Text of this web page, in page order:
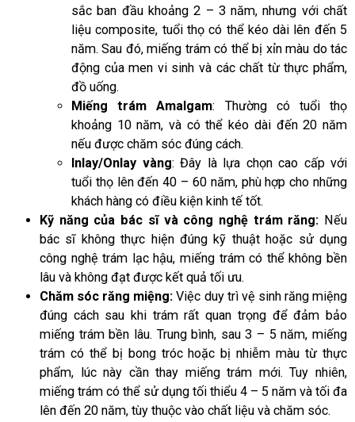
sắc ban đầu khoảng 2 – 3 năm, nhưng với chất
liệu composite, tuổi thọ có thể kéo dài lên đến 5
năm. Sau đó, miếng trám có thể bị xỉn màu do tác
động của men vi sinh và các chất từ thực phẩm,
đồ uống.
Miếng trám Amalgam: Thường có tuổi thọ
khoảng 10 năm, và có thể kéo dài đến 20 năm
nếu được chăm sóc đúng cách.
Inlay/Onlay vàng: Đây là lựa chọn cao cấp với
tuổi thọ lên đến 40 – 60 năm, phù hợp cho những
khách hàng có điều kiện kinh tế tốt.
Kỹ năng của bác sĩ và công nghệ trám răng: Nếu
bác sĩ không thực hiện đúng kỹ thuật hoặc sử dụng
công nghệ trám lạc hậu, miếng trám có thể không bền
lâu và không đạt được kết quả tối ưu.
Chăm sóc răng miệng:Việc duy trì vệ sinh răng miệng
đúng cách sau khi trám rất quan trọng để đảm bảo
miếng trám bền lâu. Trung bình, sau 3 – 5 năm, miếng
trám có thể bị bong tróc hoặc bị nhiễm màu từ thực
phẩm, lúc này cần thay miếng trám mới. Tuy nhiên,
miếng trám có thể sử dụng tối thiểu 4 – 5 năm và tối đa
lên đến 20 năm, tùy thuộc vào chất liệu và chăm sóc.